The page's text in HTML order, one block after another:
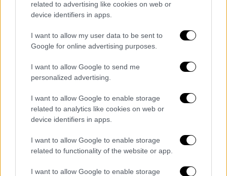
related to advertising like cookies on web or
device identifiers in apps.
I want to allow my user data to be sent to
Google for online advertising purposes.
I want to allow Google to send me
personalized advertising.
I want to allow Google to enable storage
related to analytics like cookies on web or
device identifiers in apps.
I want to allow Google to enable storage
related to functionality of the website or app.
I want to allow Google to enable storage
ακριβή αίτια του περιστατικού
μέχρι στιγμήςδεν έχουν ανακοινωθεί
περισσότερες λεπτομέρειεςσχετικά με τις
συνθήκες κάτω από τις οποίες σημειώθηκε
το συμβάν.